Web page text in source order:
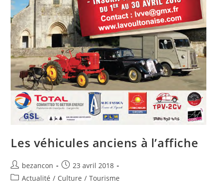
Les véhicules anciens à l’affiche
Auteur/autrice
de
bezancon
Publication
publiée :
23 avril 2018
PostActualité / Culture / Tourisme